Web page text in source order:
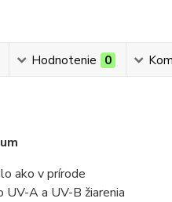
Hodnotenie 0
ako v prírode
UV-A a UV-B žiarenia